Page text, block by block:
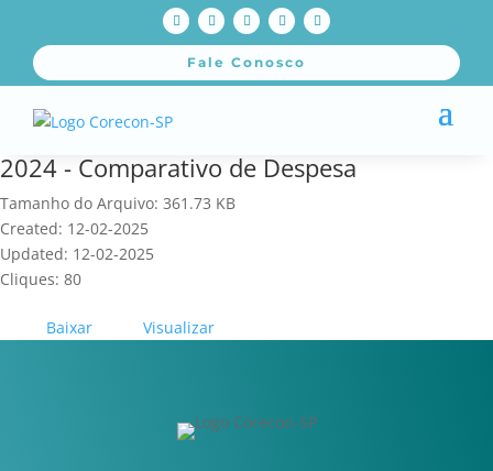
Fale Conosco
2024 - Comparativo de Despesa
Tamanho do Arquivo: 361.73 KB
Created: 12-02-2025
Updated: 12-02-2025
Cliques: 80
Baixar Visualizar